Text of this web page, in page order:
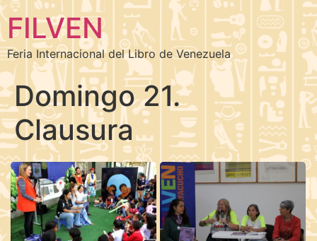
FILVEN
Feria Internacional del Libro de Venezuela
Domingo 21.
Clausura